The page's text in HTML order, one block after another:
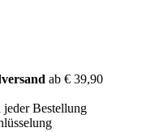
ab € 39,90
jeder Bestellung